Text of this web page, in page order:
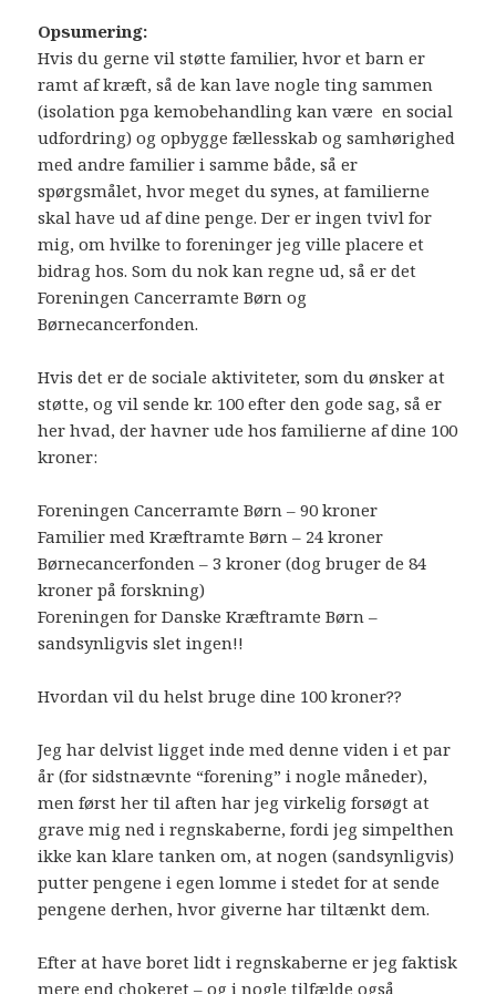
Opsumering:
Hvis du gerne vil støtte familier, hvor et barn er
ramt af kræft, så de kan lave nogle ting sammen
(isolation pga kemobehandling kan være en social
udfordring) og opbygge fællesskab og samhørighed
med andre familier i samme både, så er
spørgsmålet, hvor meget du synes, at familierne
skal have ud af dine penge. Der er ingen tvivl for
mig, om hvilke to foreninger jeg ville placere et
bidrag hos. Som du nok kan regne ud, så er det
Foreningen Cancerramte Børn og
Børnecancerfonden.
Hvis det er de sociale aktiviteter, som du ønsker at
støtte, og vil sende kr. 100 efter den gode sag, så er
her hvad, der havner ude hos familierne af dine 100
kroner:
Foreningen Cancerramte Børn – 90 kroner
Familier med Kræftramte Børn – 24 kroner
Børnecancerfonden – 3 kroner (dog bruger de 84
kroner på forskning)
Foreningen for Danske Kræftramte Børn –
sandsynligvis slet ingen!!
Hvordan vil du helst bruge dine 100 kroner??
Jeg har delvist ligget inde med denne viden i et par
år (for sidstnævnte “forening” i nogle måneder),
men først her til aften har jeg virkelig forsøgt at
grave mig ned i regnskaberne, fordi jeg simpelthen
ikke kan klare tanken om, at nogen (sandsynligvis)
putter pengene i egen lomme i stedet for at sende
pengene derhen, hvor giverne har tiltænkt dem.
Efter at have boret lidt i regnskaberne er jeg faktisk
mere end chokeret – og i nogle tilfælde også